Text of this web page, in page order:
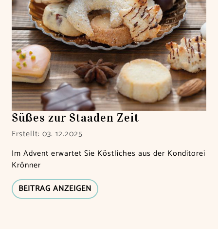
Süßes zur Staaden Zeit
Erstellt: 03. 12.2025
Im Advent erwartet Sie Köstliches aus der Konditorei
Krönner
BEITRAG ANZEIGEN